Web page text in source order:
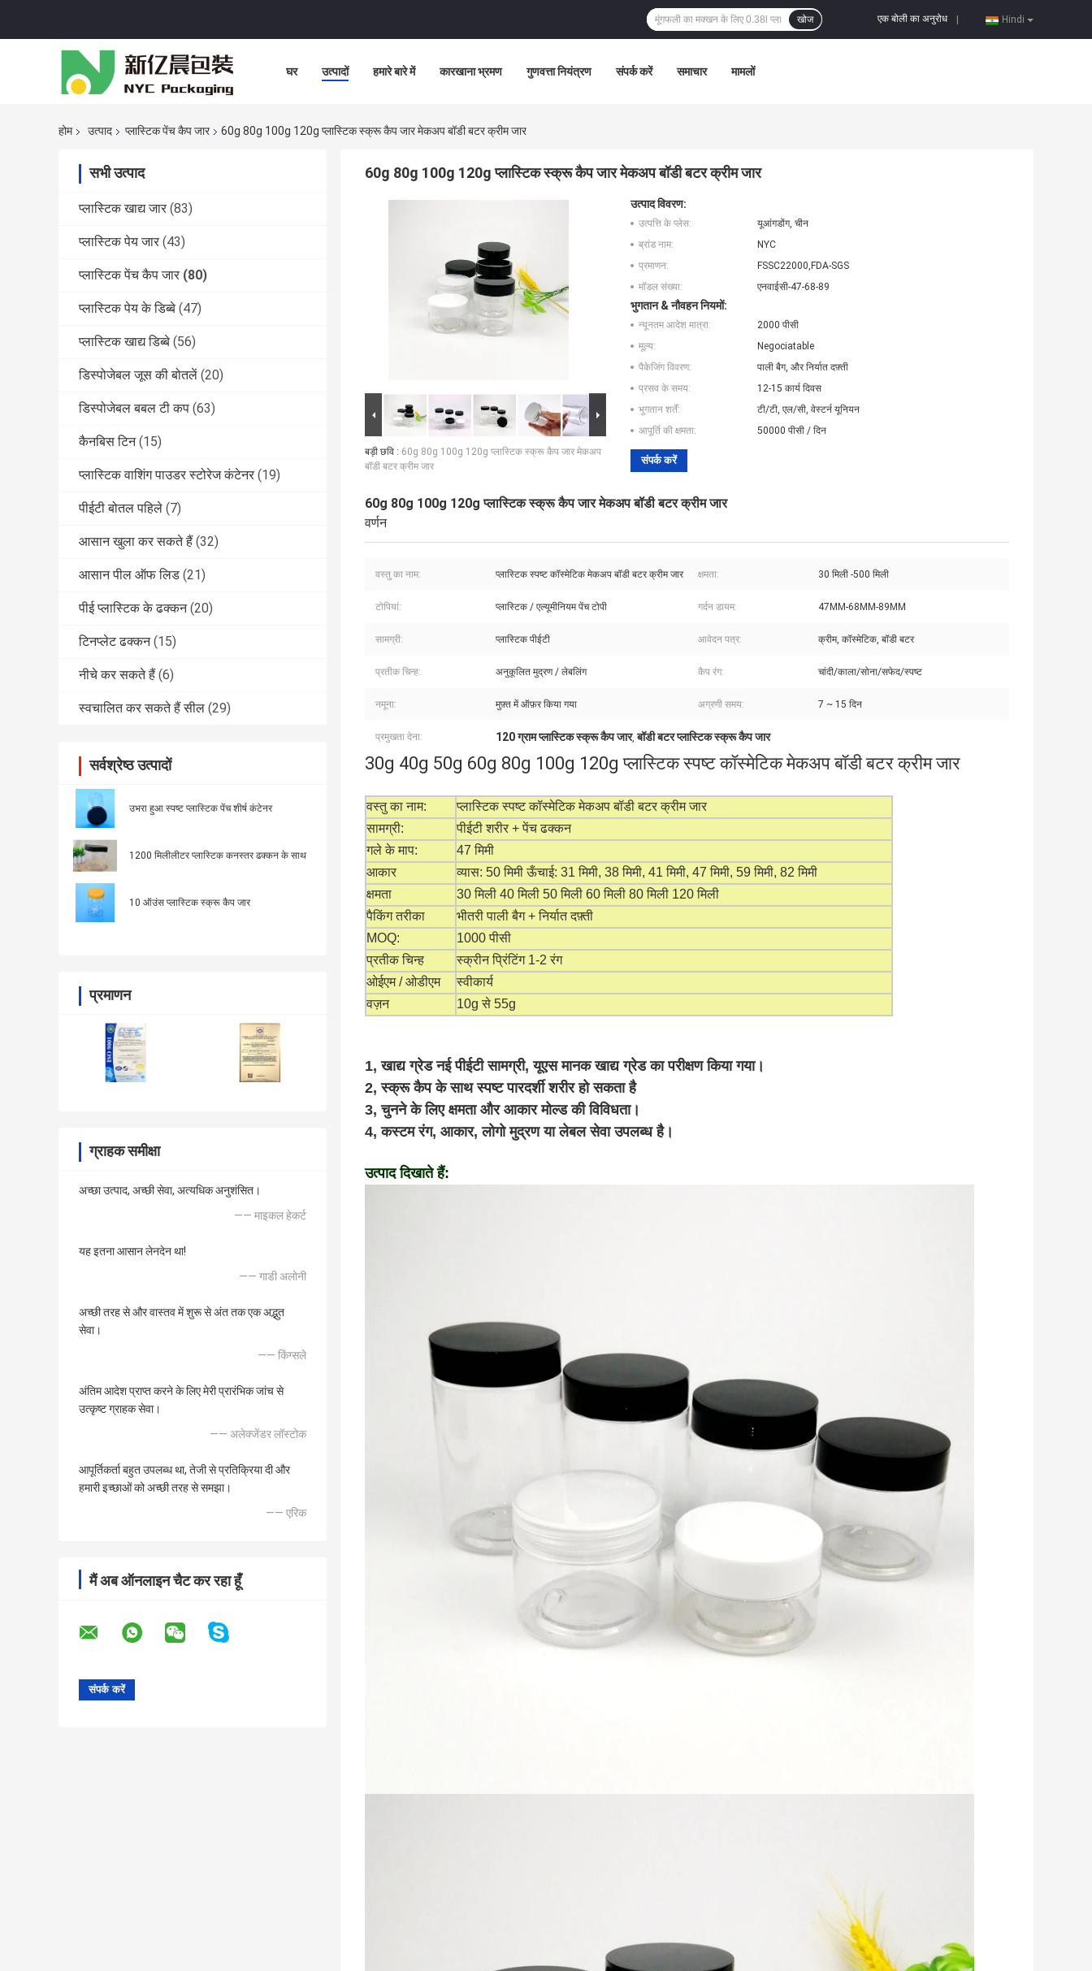
Hindi
एक बोली का अनुरोध
खोज
घर उत्पादों हमारे बारे में कारखाना भ्रमण गुणवत्ता नियंत्रण संपर्क करें समाचार मामलों
होम उत्पाद प्लास्टिक पेंच कैप जार 60g 80g 100g 120g प्लास्टिक स्क्रू कैप जार मेकअप बॉडी बटर क्रीम जार
सभी उत्पाद
प्लास्टिक खाद्य जार (83)
प्लास्टिक पेय जार (43)
प्लास्टिक पेंच कैप जार (80)
प्लास्टिक पेय के डिब्बे (47)
प्लास्टिक खाद्य डिब्बे (56)
डिस्पोजेबल जूस की बोतलें (20)
डिस्पोजेबल बबल टी कप (63)
कैनबिस टिन (15)
प्लास्टिक वाशिंग पाउडर स्टोरेज कंटेनर (19)
पीईटी बोतल पहिले (7)
आसान खुला कर सकते हैं (32)
आसान पील ऑफ लिड (21)
पीई प्लास्टिक के ढक्कन (20)
टिनप्लेट ढक्कन (15)
नीचे कर सकते हैं (6)
स्वचालित कर सकते हैं सील (29)
सर्वश्रेष्ठ उत्पादों
उभरा हुआ स्पष्ट प्लास्टिक पेंच शीर्ष कंटेनर
1200 मिलीलीटर प्लास्टिक कनस्तर ढक्कन के साथ
10 ऑउंस प्लास्टिक स्क्रू कैप जार
प्रमाणन
ग्राहक समीक्षा
अच्छा उत्पाद, अच्छी सेवा, अत्यधिक अनुशंसित।
—— माइकल हेकर्ट
यह इतना आसान लेनदेन था!
—— गाडी अलोनी
अच्छी तरह से और वास्तव में शुरू से अंत तक एक अद्भुत
सेवा।
—— किंग्सले
अंतिम आदेश प्राप्त करने के लिए मेरी प्रारंभिक जांच से
उत्कृष्ट ग्राहक सेवा।
—— अलेक्जेंडर लॉस्टोक
आपूर्तिकर्ता बहुत उपलब्ध था, तेजी से प्रतिक्रिया दी और
हमारी इच्छाओं को अच्छी तरह से समझा।
—— एरिक
मैं अब ऑनलाइन चैट कर रहा हूँ
60g 80g 100g 120g प्लास्टिक स्क्रू कैप जार मेकअप बॉडी बटर क्रीम जार
बड़ी छवि : 60g 80g 100g 120g प्लास्टिक स्क्रू कैप जार मेकअप
बॉडी बटर क्रीम जार
उत्पाद विवरण:
उत्पत्ति के प्लेस:
यूआंगडोंग, चीन
ब्रांड नाम:
NYC
प्रमाणन:
FSSC22000,FDA-SGS
मॉडल संख्या:
एनवाईसी-47-68-89
भुगतान & नौवहन नियमों:
न्यूनतम आदेश मात्रा:
2000 पीसी
मूल्य:
Negociatable
पैकेजिंग विवरण:
पाली बैग, और निर्यात दफ़्ती
प्रसव के समय:
12-15 कार्य दिवस
भुगतान शर्तें:
टी/टी, एल/सी, वेस्टर्न यूनियन
आपूर्ति की क्षमता:
50000 पीसी / दिन
संपर्क करें
60g 80g 100g 120g प्लास्टिक स्क्रू कैप जार मेकअप बॉडी बटर क्रीम जार
वर्णन
वस्तु का नाम: प्लास्टिक स्पष्ट कॉस्मेटिक मेकअप बॉडी बटर क्रीम जार क्षमता: 30 मिली -500 मिली
टोपियां: प्लास्टिक / एल्यूमीनियम पेंच टोपी गर्दन डायम: 47MM-68MM-89MM
सामग्री: प्लास्टिक पीईटी आवेदन पत्र: क्रीम, कॉस्मेटिक, बॉडी बटर
प्रतीक चिन्ह: अनुकूलित मुद्रण / लेबलिंग कैप रंग: चांदी/काला/सोना/सफेद/स्पष्ट
नमूना: मुफ़्त में ऑफ़र किया गया अग्रणी समय: 7 ~ 15 दिन
प्रमुखता देना: 120 ग्राम प्लास्टिक स्क्रू कैप जार,बॉडी बटर प्लास्टिक स्क्रू कैप जार
30g 40g 50g 60g 80g 100g 120g प्लास्टिक स्पष्ट कॉस्मेटिक मेकअप बॉडी बटर क्रीम जार
वस्तु का नाम:
प्लास्टिक स्पष्ट कॉस्मेटिक मेकअप बॉडी बटर क्रीम जार
सामग्री:
पीईटी शरीर + पेंच ढक्कन
गले के माप:
47 मिमी
आकार
व्यास: 50 मिमी ऊँचाई: 31 मिमी, 38 मिमी, 41 मिमी, 47 मिमी, 59 मिमी, 82 मिमी
क्षमता
30 मिली 40 मिली 50 मिली 60 मिली 80 मिली 120 मिली
पैकिंग तरीका
भीतरी पाली बैग + निर्यात दफ़्ती
MOQ:
1000 पीसी
प्रतीक चिन्ह
स्क्रीन प्रिंटिंग 1-2 रंग
ओईएम / ओडीएम
स्वीकार्य
वज़न
10g से 55g
1, खाद्य ग्रेड नई पीईटी सामग्री, यूएस मानक खाद्य ग्रेड का परीक्षण किया गया।
2, स्क्रू कैप के साथ स्पष्ट पारदर्शी शरीर हो सकता है
3, चुनने के लिए क्षमता और आकार मोल्ड की विविधता।
4, कस्टम रंग, आकार, लोगो मुद्रण या लेबल सेवा उपलब्ध है।
उत्पाद दिखाते हैं: